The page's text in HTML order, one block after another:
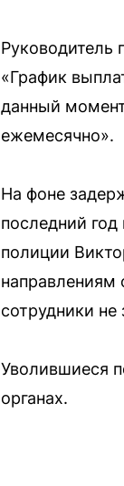
Руководитель
«График
данный
ежемесячно».
На фоне
последний
полиции
сотрудники
Уволившиеся
органах.